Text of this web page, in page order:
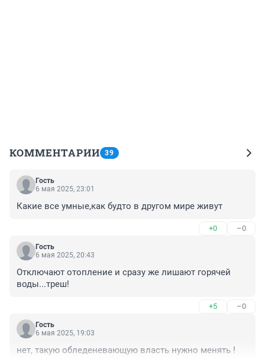
КОММЕНТАРИИ 39
Гость
6 мая 2025, 23:01
Какие все умные,как будто в другом мире живут
+0 –0
Гость
6 мая 2025, 20:43
Отключают отопление и сразу же лишают горячей
воды...треш!
+5 –0
Гость
6 мая 2025, 19:03
нет, такую обледеневающую власть нужно менять !